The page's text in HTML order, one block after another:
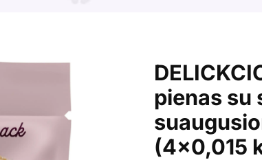
pienas su
(4×0,015